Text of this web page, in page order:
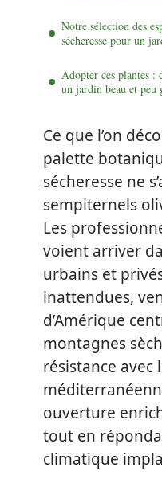
Notre sélection des
sécheresse pour un
Adopter ces plantes :
un jardin beau et peu
Ce que l’on
palette
sécheresse ne
sempiternels
Les
voient arriver
urbains et
inattendues,
d’Amérique
montagnes
résistance avec
ouverture
tout en
climatique